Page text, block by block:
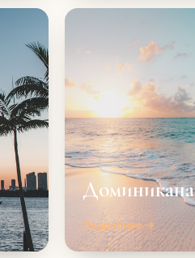
Доминикана
Подробнее →